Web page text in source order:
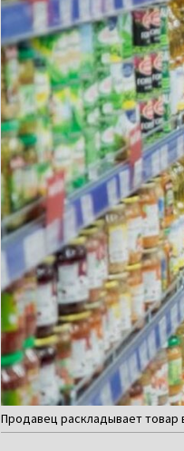
Продавец раскладывает товар